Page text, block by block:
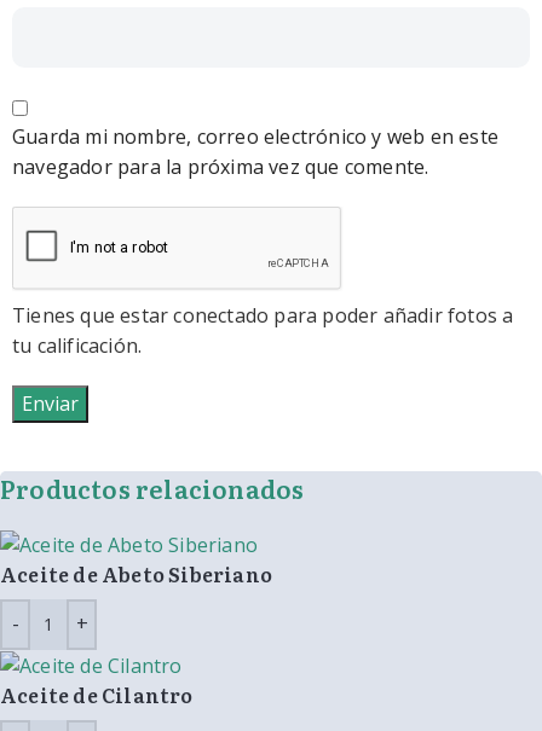
Guarda mi nombre, correo electrónico y web en este
navegador para la próxima vez que comente.
Tienes que estar conectado para poder añadir fotos a
tu calificación.
Productos relacionados
Aceite de Abeto Siberiano
Aceite de Cilantro